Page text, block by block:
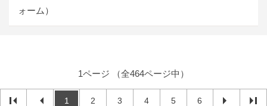
ォーム）
1ページ （全464ページ中）
1 2 3 4 5 6